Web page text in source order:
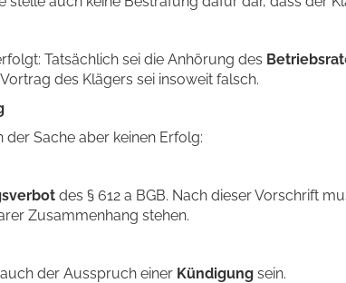
Tatsächlich sei die Anhörung des Betriebsrat
des Klägers sei insoweit falsch.
der Sache aber keinen Erfolg:
des § 612 a BGB. Nach dieser Vorschrift
Zusammenhang stehen.
auch der Ausspruch einer Kündigung sein.